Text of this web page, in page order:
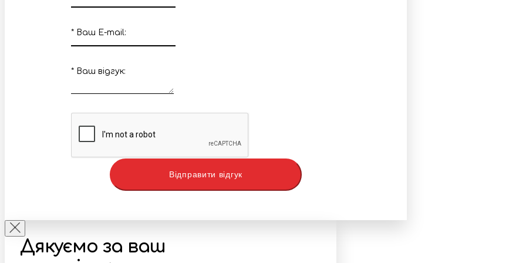
*Ваш E-mail:
*Ваш вiдгук:
Відправити відгук
Дякуємо за ваш